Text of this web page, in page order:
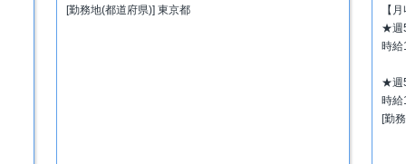
[勤務地(都道府県)] 東京都
【
★週
時給
★週
時給
[勤